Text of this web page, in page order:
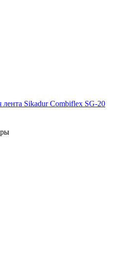
Sikadur Combiflex SG-20